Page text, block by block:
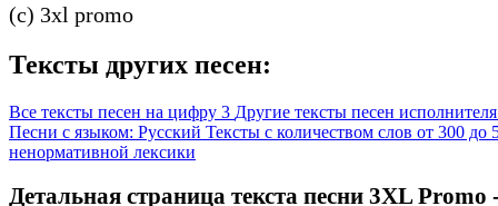
(c) 3xl promo
Тексты других песен:
Все тексты песен на цифру 3 Другие тексты песен
Песни с языком: Русский Тексты с количеством слов от 300 до
ненормативной лексики
Детальная страница текста песни 3XL